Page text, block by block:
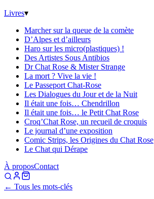
Livres▾
Marcher sur la queue de la comète
D’Alpes et d’ailleurs
Haro sur les micro(plastiques) !
Des Artistes Sous Antibios
Dr Chat Rose & Mister Strange
La mort ? Vive la vie !
Le Passeport Chat-Rose
Les Dialogues du Jour et de la Nuit
Il était une fois… Chendrillon
Il était une fois… le Petit Chat Rose
Croq’Chat Rose, un recueil de croquis
Le journal d’une exposition
Comic Strips, les Origines du Chat Rose
Le Chat qui Dérape
À proposContact
← Tous les mots-clés